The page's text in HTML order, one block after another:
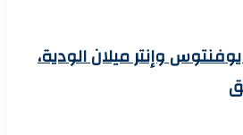
يوفنتوس وإنتر ميلان الودية،